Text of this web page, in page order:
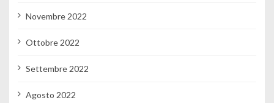
Novembre 2022
Ottobre 2022
Settembre 2022
Agosto 2022